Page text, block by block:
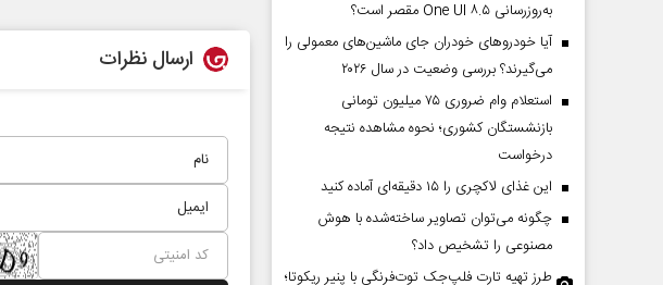
ارسال نظرات
به‌روزرسانی One UI ۸.۵ مقصر است؟
آیا خودروهای خودران جای ماشین‌های معمولی را
می‌گیرند؟ بررسی وضعیت در سال ۲۰۲۶
استعلام وام ضروری ۷۵ میلیون تومانی
بازنشستگان کشوری؛ نحوه مشاهده نتیجه
درخواست
این غذای لاکچری را ۱۵ دقیقه‌ای آماده کنید
چگونه می‌توان تصاویر ساخته‌شده با هوش
مصنوعی را تشخیص داد؟
طرز تهیه تارت فلپ‌جک توت‌فرنگی با پنیر ریکوتا؛